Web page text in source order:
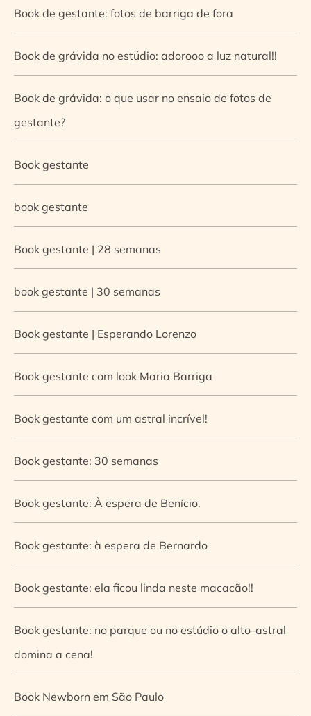
Book de gestante: fotos de barriga de fora
Book de grávida no estúdio: adorooo a luz natural!!
Book de grávida: o que usar no ensaio de fotos de
gestante?
Book gestante
book gestante
Book gestante | 28 semanas
book gestante | 30 semanas
Book gestante | Esperando Lorenzo
Book gestante com look Maria Barriga
Book gestante com um astral incrível!
Book gestante: 30 semanas
Book gestante: À espera de Benício.
Book gestante: à espera de Bernardo
Book gestante: ela ficou linda neste macacão!!
Book gestante: no parque ou no estúdio o alto-astral
domina a cena!
Book Newborn em São Paulo